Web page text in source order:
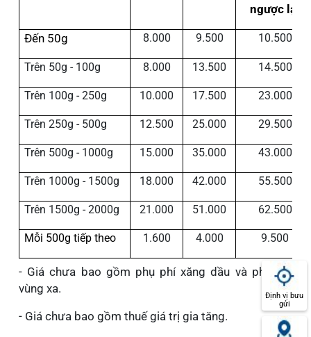
ngược lại
Đến 50g 8.000 9.500 10.500
Trên 50g - 100g 8.000 13.500 14.500
Trên 100g - 250g 10.000 17.500 23.000
Trên 250g - 500g 12.500 25.000 29.500
Trên 500g - 1000g 15.000 35.000 43.000
Trên 1000g - 1500g 18.000 42.000 55.500
Trên 1500g - 2000g 21.000 51.000 62.500
Mỗi 500g tiếp theo 1.600 4.000 9.500
- Giá chưa bao gồm phụ phí xăng dầu và phụ phí
vùng xa.
- Giá chưa bao gồm thuế giá trị gia tăng.
Định vị bưu
gửi